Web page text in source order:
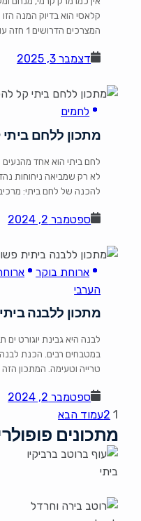
קלאסי הוא בדיוק המנה
דצמבר 3, 2025
לחמים
מתכון ללחם
לחם ביתי הוא אחד
לא רק שמביאה ניחוחות
מלח 2 כפיות שמרים יבשים 1 1/2 כוסות מים חמימים (כ-40 […]ספטמבר 2, 2024
ארוחת בוקר
הערבי
מתכון ללבנה
לבנה היא גבינת יוגורט ים
במטבחים רבים. הכנת
טרייה וטעימה. המתכון
(או לפי הטעם) 1/4 כפית שום כתוש […]
ספטמבר 2, 2024
1
2עמוד הבא
מתכונים